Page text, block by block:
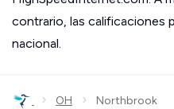
contrario, las calificaciones
nacional.
› OH › Northbrook